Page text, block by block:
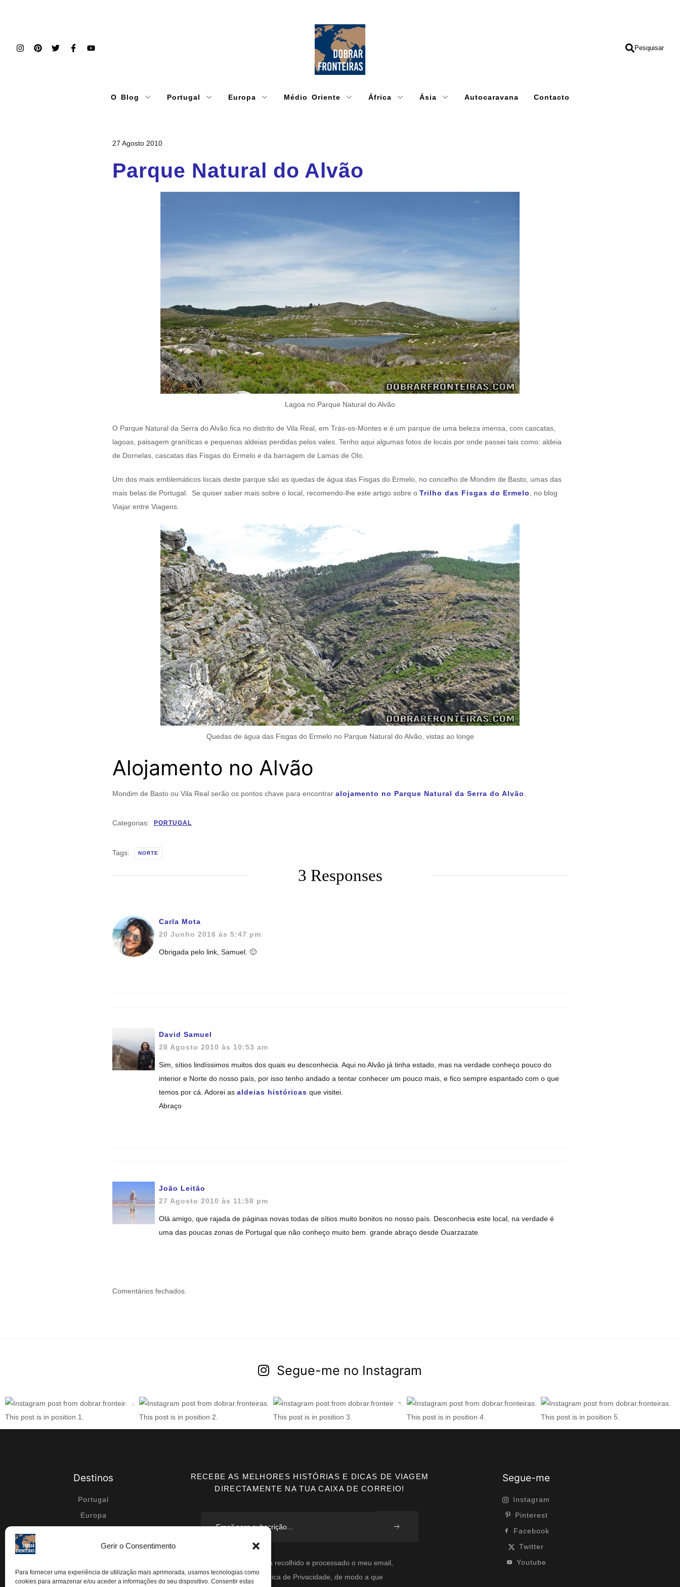
Gerir o Consentimento
Para fornecer uma experiência de utilização mais aprimorada, usamos tecnologias como
cookies para armazenar e/ou aceder a informações do seu dispositivo. Consentir estas
Pesquisar
O Blog Portugal Europa Médio Oriente África Ásia Autocaravana Contacto
27 Agosto 2010
Parque Natural do Alvão
Lagoa no Parque Natural do Alvão
O Parque Natural da Serra do Alvão fica no distrito de Vila Real, em Trás-os-Montes e é um parque de uma beleza imensa, com cascatas,
lagoas, paisagem graníticas e pequenas aldeias perdidas pelos vales. Tenho aqui algumas fotos de locais por onde passei tais como: aldeia
de Dornelas, cascatas das Fisgas do Ermelo e da barragem de Lamas de Olo.
Um dos mais emblemáticos locais deste parque são as quedas de água das Fisgas do Ermelo, no concelho de Mondim de Basto, umas das
mais belas de Portugal. Se quiser saber mais sobre o local, recomendo-lhe este artigo sobre o Trilho das Fisgas do Ermelo
, no blog
Viajar entre Viagens.
Quedas de água das Fisgas do Ermelo no Parque Natural do Alvão, vistas ao longe
Alojamento no Alvão
Mondim de Basto ou Vila Real serão os pontos chave para encontrar alojamento no Parque Natural da Serra do Alvão
Categorias: PORTUGAL
Tags: NORTE
3 Responses
Carla Mota
20 Junho 2016 às 5:47 pm
Obrigada pelo link, Samuel. 🙂
David Samuel
28 Agosto 2010 às 10:53 am
Sim, sítios lindíssimos muitos dos quais eu desconhecia. Aqui no Alvão já tinha estado, mas na verdade conheço pouco do
interior e Norte do nosso país, por isso tenho andado a tentar conhecer um pouco mais, e fico sempre espantado com o que
temos por cá. Adorei as aldeias históricas que visitei.
Abraço
João Leitão
27 Agosto 2010 às 11:58 pm
Olá amigo, que rajada de páginas novas todas de sítios muito bonitos no nosso país. Desconhecia este local, na verdade é
uma das poucas zonas de Portugal que não conheço muito bem. grande abraço desde Ouarzazate
Comentários fechados.
Segue-me no Instagram
Destinos
Portugal
Europa
África
RECEBE AS MELHORES HISTÓRIAS E DICAS DE VIAGEM
DIRECTAMENTE NA TUA CAIXA DE CORREIO!
Concordo que seja recolhido e processado o meu email,
segundo a vossa Política de Privacidade, de modo a que
Segue-me
Instagram
Pinterest
Facebook
Twitter
Youtube